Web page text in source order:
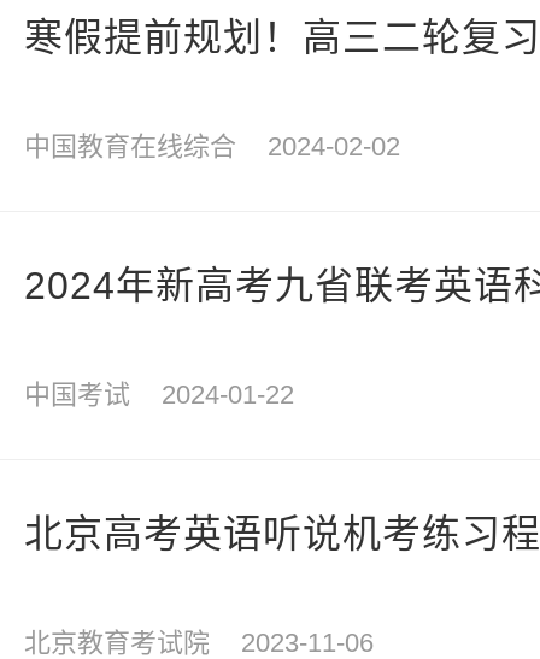
寒假提前规划！高三二轮复
中国教育在线综合 2024-02-02
2024年新高考九省联考英语
中国考试 2024-01-22
北京高考英语听说机考练习
北京教育考试院 2023-11-06